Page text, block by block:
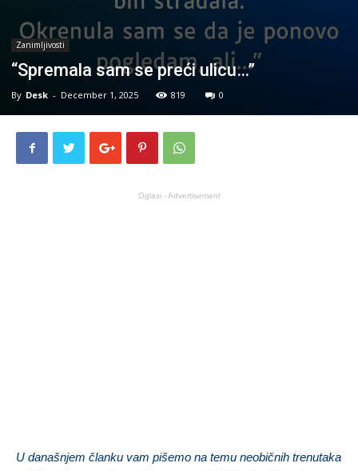
Zanimljivosti
“Spremala sam se preći ulicu…”
By Desk - December 1, 2025 819 0
Oglasi - Advertisement
U današnjem članku vam pišemo na temu neobičnih trenutaka